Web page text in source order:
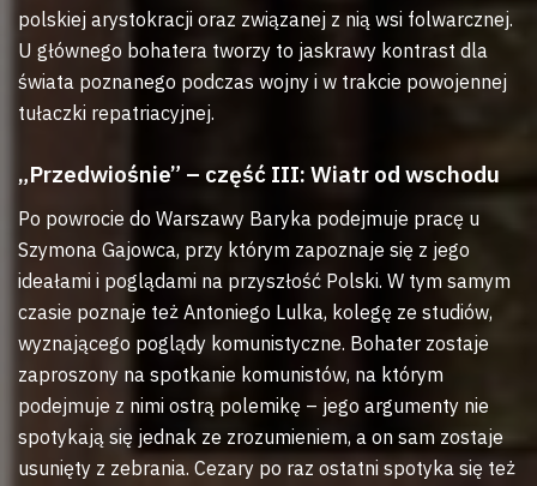
polskiej arystokracji oraz związanej z nią wsi folwarcznej.
U głównego bohatera tworzy to jaskrawy kontrast dla
świata poznanego podczas wojny i w trakcie powojennej
tułaczki repatriacyjnej.
„Przedwiośnie” – część III: Wiatr od wschodu
Po powrocie do Warszawy Baryka podejmuje pracę u
Szymona Gajowca, przy którym zapoznaje się z jego
ideałami i poglądami na przyszłość Polski. W tym samym
czasie poznaje też Antoniego Lulka, kolegę ze studiów,
wyznającego poglądy komunistyczne. Bohater zostaje
zaproszony na spotkanie komunistów, na którym
podejmuje z nimi ostrą polemikę – jego argumenty nie
spotykają się jednak ze zrozumieniem, a on sam zostaje
usunięty z zebrania. Cezary po raz ostatni spotyka się też